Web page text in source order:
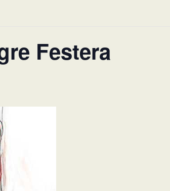
Festera